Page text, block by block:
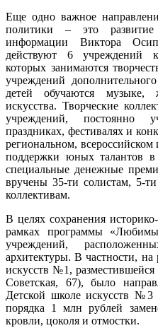
Еще одно важное
политики – это
информации Виктора
действуют 6 учреждений
которых занимаются
учреждений
детей обучаются
искусства. Творческие
учреждений, постоянно
праздниках, фестивалях и
региональном,
поддержки юных талантов в
специальные денежные
вручены 35-ти солистам, 5-
коллективам.
В целях сохранения
рамках программы
учреждений,
архитектуры. В частности,
искусств №1,
Советская, 67), было
Детской школе искусств №3
порядка 1 млн рублей
кровли, цоколя и отмостки.